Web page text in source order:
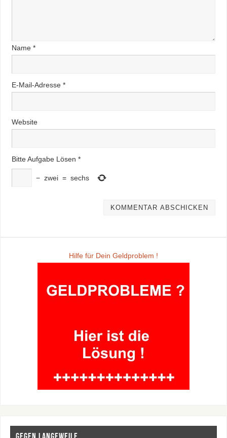
Name *
E-Mail-Adresse *
Website
Bitte Aufgabe Lösen *
− zwei = sechs
Hilfe für Dein Geldproblem !